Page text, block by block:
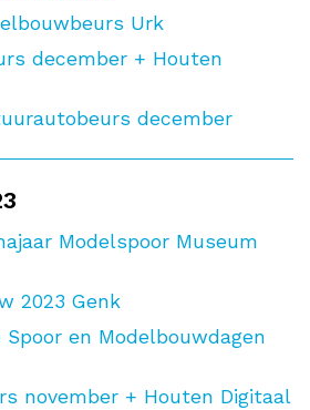
Urk
december + Houten
december
Modelspoor Museum
2023 Genk
Spoor en Modelbouwdagen
november + Houten Digitaal